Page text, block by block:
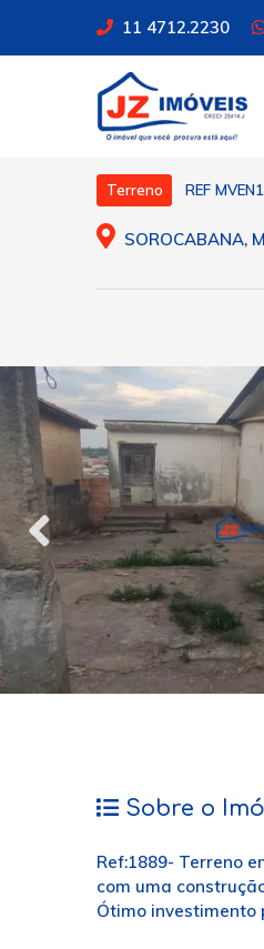
11 4712.2230
Terreno REF
SOROCABANA,
Sobre o
Ref:1889- Terreno
com uma
Ótimo investimento